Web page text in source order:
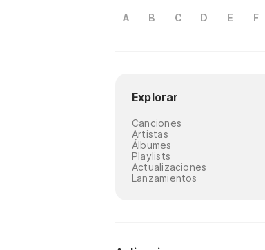
A B C D E F
Explorar
Canciones
Artistas
Álbumes
Playlists
Actualizaciones
Lanzamientos